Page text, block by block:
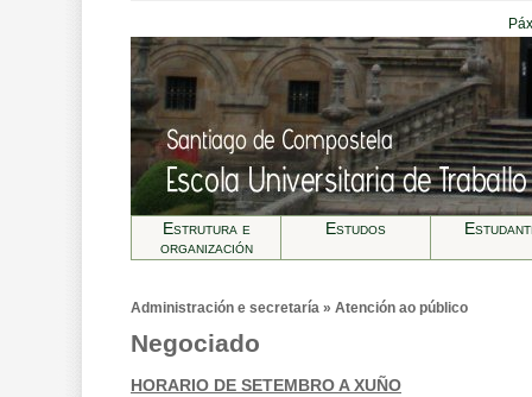
Estrutura e
organización
Estudos
Administración e secretarí­a » Atención ao público
Negociado
HORARIO DE SETEMBRO A XUÑO